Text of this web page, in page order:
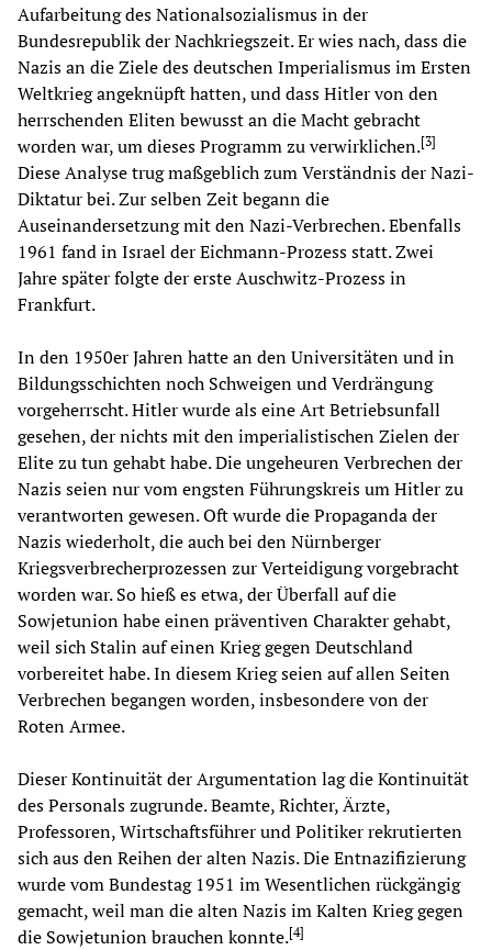
Aufarbeitung des Nationalsozialismus in der
Bundesrepublik der Nachkriegszeit. Er wies nach, dass die
Nazis an die Ziele des deutschen Imperialismus im Ersten
Weltkrieg angeknüpft hatten, und dass Hitler von den
herrschenden Eliten bewusst an die Macht gebracht
worden war, um dieses Programm zu verwirklichen.[3]
Diese Analyse trug maßgeblich zum Verständnis der Nazi-
Diktatur bei. Zur selben Zeit begann die
Auseinandersetzung mit den Nazi-Verbrechen. Ebenfalls
1961 fand in Israel der Eichmann-Prozess statt. Zwei
Jahre später folgte der erste Auschwitz-Prozess in
Frankfurt.
In den 1950er Jahren hatte an den Universitäten und in
Bildungsschichten noch Schweigen und Verdrängung
vorgeherrscht. Hitler wurde als eine Art Betriebsunfall
gesehen, der nichts mit den imperialistischen Zielen der
Elite zu tun gehabt habe. Die ungeheuren Verbrechen der
Nazis seien nur vom engsten Führungskreis um Hitler zu
verantworten gewesen. Oft wurde die Propaganda der
Nazis wiederholt, die auch bei den Nürnberger
Kriegsverbrecherprozessen zur Verteidigung vorgebracht
worden war. So hieß es etwa, der Überfall auf die
Sowjetunion habe einen präventiven Charakter gehabt,
weil sich Stalin auf einen Krieg gegen Deutschland
vorbereitet habe. In diesem Krieg seien auf allen Seiten
Verbrechen begangen worden, insbesondere von der
Roten Armee.
Dieser Kontinuität der Argumentation lag die Kontinuität
des Personals zugrunde. Beamte, Richter, Ärzte,
Professoren, Wirtschaftsführer und Politiker rekrutierten
sich aus den Reihen der alten Nazis. Die Entnazifizierung
wurde vom Bundestag 1951 im Wesentlichen rückgängig
gemacht, weil man die alten Nazis im Kalten Krieg gegen
die Sowjetunion brauchen konnte.[4]